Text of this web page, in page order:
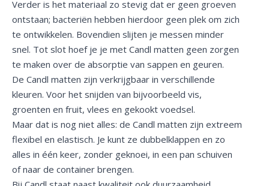
Verder is het materiaal zo stevig dat er geen groeven
ontstaan; bacteriën hebben hierdoor geen plek om zich
te ontwikkelen. Bovendien slijten je messen minder
snel. Tot slot hoef je je met Candl matten geen zorgen
te maken over de absorptie van sappen en geuren.
De Candl matten zijn verkrijgbaar in verschillende
kleuren. Voor het snijden van bijvoorbeeld vis,
groenten en fruit, vlees en gekookt voedsel.
Maar dat is nog niet alles: de Candl matten zijn extreem
flexibel en elastisch. Je kunt ze dubbelklappen en zo
alles in één keer, zonder geknoei, in een pan schuiven
of naar de container brengen.